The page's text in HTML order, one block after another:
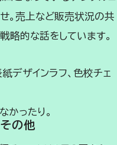
。売上など販売状況の共
略的な話をしています。
デザインラフ、色校チェ
かったり。
の他